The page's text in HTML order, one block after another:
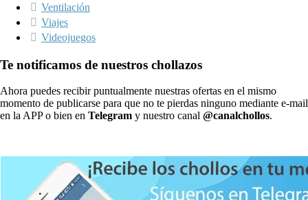
Ventilación
Viajes
Videojuegos
Te notificamos de nuestros chollazos
Ahora puedes recibir puntualmente nuestras ofertas en el mismo
momento de publicarse para que no te pierdas ninguno mediante e-mail
en la APP o bien en Telegram y nuestro canal @canalchollos.